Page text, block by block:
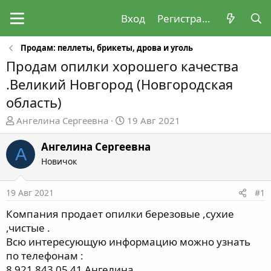
Вход Регистрация
Продам: пеллеты, брикеты, дрова и уголь
Продам опилки хорошего качества
.Великий Новгород (Новгородская
область)
А
в
о
р
е
ы
Ангелина Сергеевна
Д
а
т
а
л
19 Авг 2021
А Ангелина Сергеевна
Новичок
19 Авг 2021 #1
Компания продает опилки березовые ,сухие
,чистые .
Всю интересующую информацию можно узнать
по телефонам :